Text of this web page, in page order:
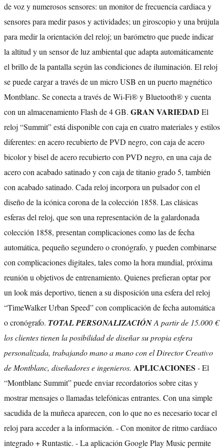
de voz y numerosos sensores: un monitor de frecuencia cardiaca y
sensores para medir pasos y actividades; un giroscopio y una brújula
para medir la orientación del reloj; un barómetro que puede indicar
la altitud y un sensor de luz ambiental que adapta automáticamente
el brillo de la pantalla según las condiciones de iluminación. El reloj
se puede cargar a través de un micro USB en un puerto magnético
Montblanc. Se conecta a través de Wi-Fi® y Bluetooth® y cuenta
con un almacenamiento Flash de 4 GB. GRAN VARIEDAD El
reloj “Summit” está disponible con caja en cuatro materiales y estilos
diferentes: en acero recubierto de PVD negro, con caja de acero
bicolor y bisel de acero recubierto con PVD negro, en una caja de
acero con acabado satinado y con caja de titanio grado 5, también
con acabado satinado. Cada reloj incorpora un pulsador con el
diseño de la icónica corona de la colección 1858. Las clásicas
esferas del reloj, que son una representación de la galardonada
colección 1858, presentan complicaciones como las de fecha
automática, pequeño segundero o cronógrafo, y pueden combinarse
con complicaciones digitales, tales como la hora mundial, próxima
reunión u objetivos de entrenamiento. Quienes prefieran optar por
un look más deportivo, tienen a su disposición una esfera del reloj
“TimeWalker Urban Speed” con complicación de fecha automática
o cronógrafo. TOTAL PERSONALIZACIÓNA partir de 15.000 €
los clientes tienen la posibilidad de diseñar su propia esfera
personalizada, trabajando mano a mano con el Director Creativo
de Montblanc, diseñadores e ingenieros. APLICACIONES - El
“Montblanc Summit” puede enviar recordatorios sobre citas y
mostrar mensajes o llamadas telefónicas entrantes. Con una simple
sacudida de la muñeca aparecen, con lo que no es necesario tocar el
reloj para acceder a la información. - Con monitor de ritmo cardíaco
integrado + Runtastic. - La aplicación Google Play Music permite